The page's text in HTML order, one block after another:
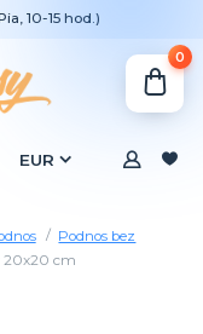
EUR
10-15 hod.)
0
Podnos bez
20x20 cm